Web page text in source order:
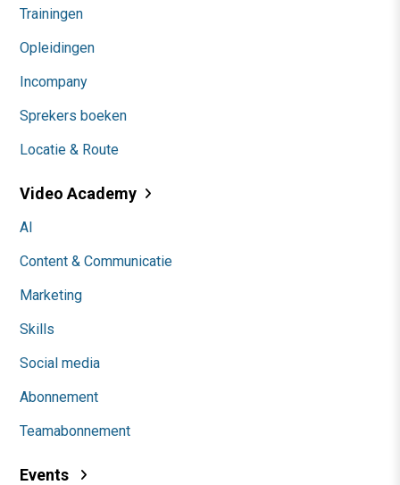
Trainingen
Opleidingen
Incompany
Sprekers boeken
Locatie & Route
Video Academy
AI
Content & Communicatie
Marketing
Skills
Social media
Abonnement
Teamabonnement
Events